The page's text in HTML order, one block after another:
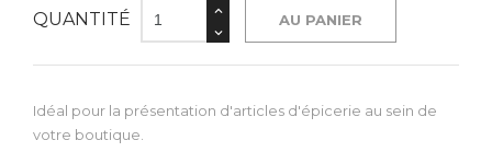
QUANTITÉ AU PANIER
Idéal pour la présentation d'articles d'épicerie au sein de
votre boutique.